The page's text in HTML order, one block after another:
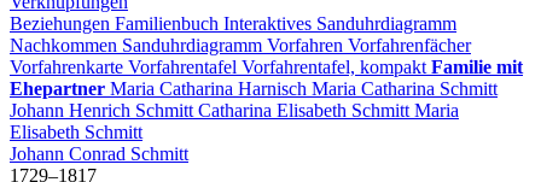
Beziehungen Familienbuch Interaktives Sanduhrdiagramm
Nachkommen Sanduhrdiagramm Vorfahren Vorfahrenfächer
Vorfahrenkarte Vorfahrentafel Vorfahrentafel, kompakt Familie mit
Ehepartner Maria Catharina Harnisch Maria Catharina Schmitt
Johann Henrich Schmitt Catharina Elisabeth Schmitt Maria
Elisabeth Schmitt
Johann Conrad Schmitt
1729–1817